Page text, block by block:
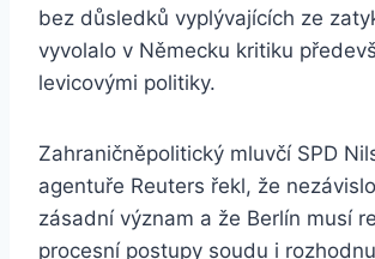
bez důsledků vyplývajících ze
vyvolalo v Německu kritiku
levicovými politiky.
Zahraničněpolitický mluvčí SPD
agentuře Reuters řekl, že
zásadní význam a že Berlín musí
procesní postupy soudu i